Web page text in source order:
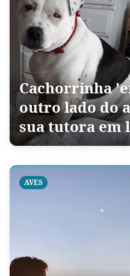
Cachorrinha
outro lado do
sua tutora em
AVES